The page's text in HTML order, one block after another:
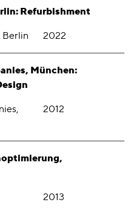
Refurbishment
Berlin 2022
München:
2012
2013